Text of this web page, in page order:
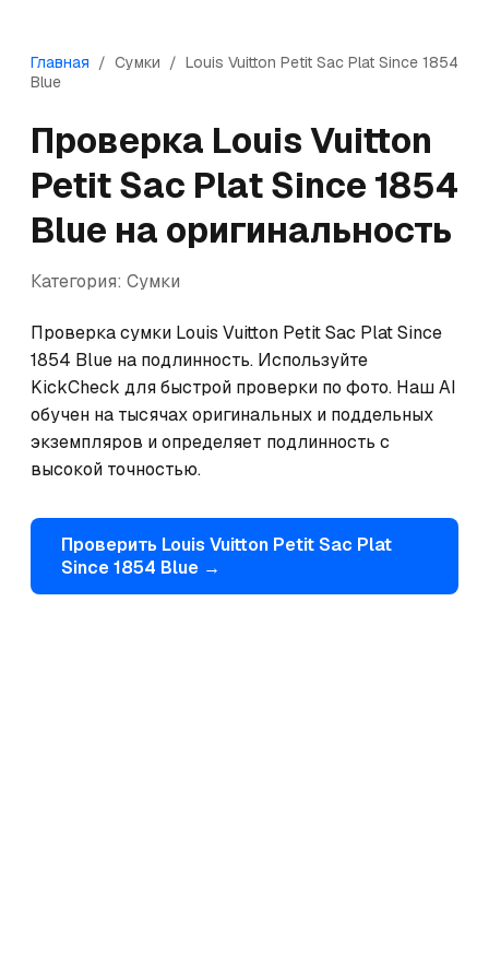
Главная / Сумки / Louis Vuitton Petit Sac Plat Since 1854
Blue
Проверка Louis Vuitton
Petit Sac Plat Since 1854
Blue на оригинальность
Категория: Сумки
Проверка сумки Louis Vuitton Petit Sac Plat Since
1854 Blue на подлинность. Используйте
KickCheck для быстрой проверки по фото. Наш AI
обучен на тысячах оригинальных и поддельных
экземпляров и определяет подлинность с
высокой точностью.
Проверить Louis Vuitton Petit Sac Plat
Since 1854 Blue →